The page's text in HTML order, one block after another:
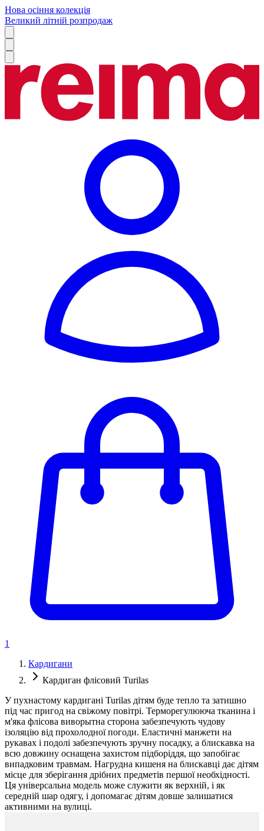
Нова осіння колекція
Великий літній розпродаж
1
Кардигани
Кардиган флісовий Turilas
У пухнастому кардигані Turilas дітям буде тепло та затишно
під час пригод на свіжому повітрі. Терморегулююча тканина і
м'яка флісова виворытна сторона забезпечують чудову
ізоляцію від прохолодної погоди. Еластичні манжети на
рукавах і подолі забезпечують зручну посадку, а блискавка на
всю довжину оснащена захистом підборіддя, що запобігає
випадковим травмам. Нагрудна кишеня на блискавці дає дітям
місце для зберігання дрібних предметів першої необхідності.
Ця універсальна модель може служити як верхній, і як
середній шар одягу, і допомагає дітям довше залишатися
активними на вулиці.